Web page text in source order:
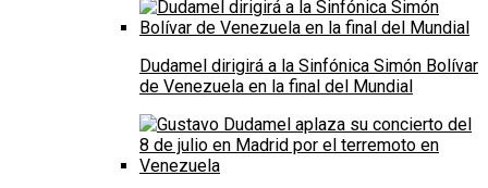
Dudamel dirigirá a la Sinfónica Simón Bolívar
de Venezuela en la final del Mundial